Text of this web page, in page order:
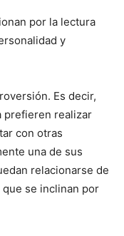
por la lectura
y
Es decir,
prefieren realizar
con otras
una de sus
relacionarse de
se inclinan por